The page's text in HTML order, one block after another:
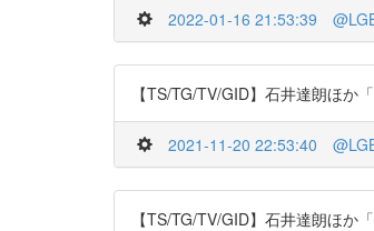
2022-01-16 21:53:39
【TS/TG/TV/GID】石井達朗ほ
2021-11-20 22:53:40
【TS/TG/TV/GID】石井達朗ほ